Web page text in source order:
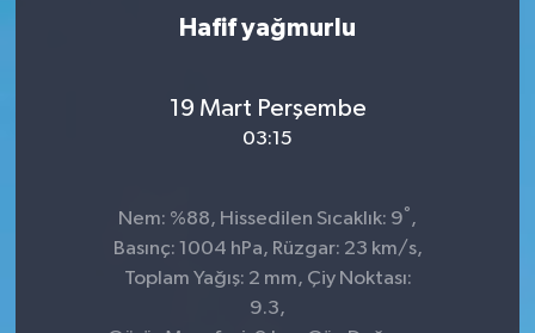
Hafif yağmurlu
19 Mart Perşembe
03:15
Nem: %88, Hissedilen Sıcaklık: 9° ,
Basınç: 1004 hPa, Rüzgar: 23 km/s,
Toplam Yağış: 2 mm, Çiy Noktası:
9.3,